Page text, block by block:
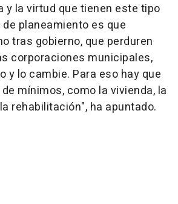
y la virtud que tienen este tipo
planeamiento es que
tras gobierno, que perduren
corporaciones municipales,
y lo cambie. Para eso hay que
mínimos, como la vivienda, la
rehabilitación", ha apuntado.